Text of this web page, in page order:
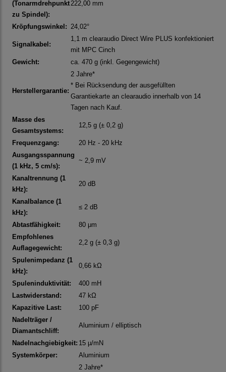
(Tonarmdrehpunkt
zu Spindel):
222,00 mm
Kröpfungswinkel: 24,02°
Signalkabel:
1,1 m clearaudio Direct Wire PLUS konfektioniert
mit MPC Cinch
Gewicht:
ca. 470 g (inkl. Gegengewicht)
Herstellergarantie:
2 Jahre*
* Bei Rücksendung der ausgefüllten
Garantiekarte an clearaudio innerhalb von 14
Tagen nach Kauf.
Masse des
Gesamtsystems:
12,5 g (± 0,2 g)
Frequenzgang:
20 Hz - 20 kHz
Ausgangsspannung
(1 kHz, 5 cm/s):
~ 2,9 mV
Kanaltrennung (1
kHz):
20 dB
Kanalbalance (1
kHz):
≤ 2 dB
Abtastfähigkeit:
80 μm
Empfohlenes
Auflagegewicht:
2,2 g (± 0,3 g)
Spulenimpedanz (1
kHz):
0,66 kΩ
Spuleninduktivität:
400 mH
Lastwiderstand:
47 kΩ
Kapazitive Last:
100 pF
Nadelträger /
Diamantschliff:
Aluminium / elliptisch
Nadelnachgiebigkeit: 15 µ/mN
Systemkörper:
Aluminium
2 Jahre*